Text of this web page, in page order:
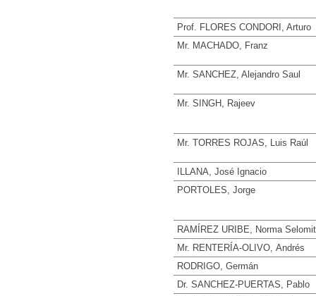
Prof. FLORES CONDORI, Arturo
Mr. MACHADO, Franz
Mr. SANCHEZ, Alejandro Saul
Mr. SINGH, Rajeev
Mr. TORRES ROJAS, Luis Raúl
ILLANA, José Ignacio
PORTOLES, Jorge
RAMÍREZ URIBE, Norma Selomit
Mr. RENTERÍA-OLIVO, Αndrés
RODRIGO, Germán
Dr. SANCHEZ-PUERTAS, Pablo